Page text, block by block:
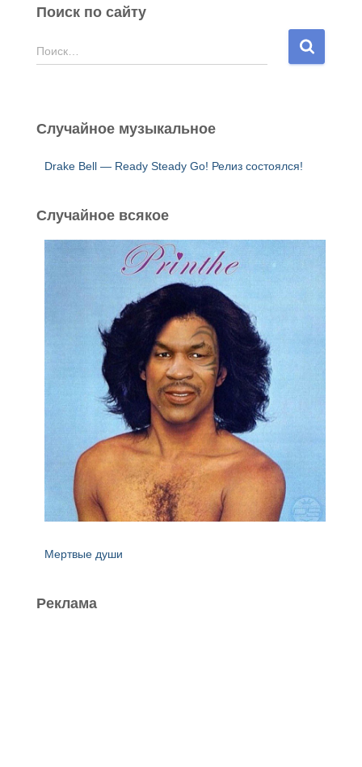
Поиск по сайту
Н
а
:
Поиск…
Случайное музыкальное
Drake Bell — Ready Steady Go! Релиз состоялся!
Случайное всякое
Мертвые души
Реклама